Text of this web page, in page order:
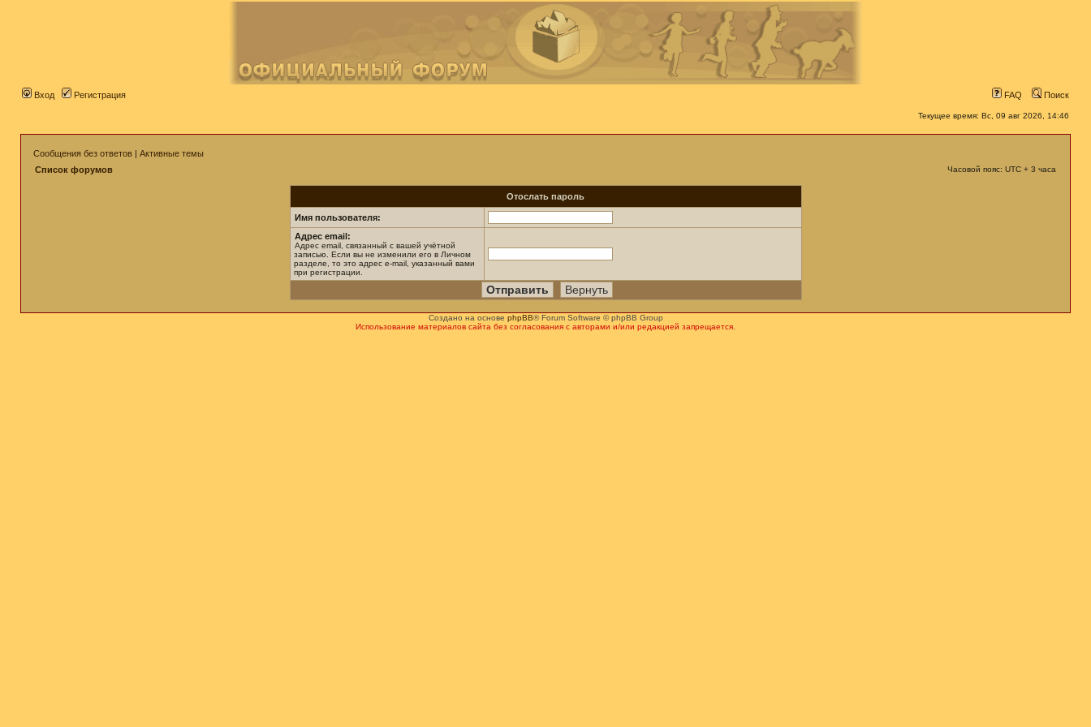
Вход Регистрация FAQ Поиск
Текущее время: Вс, 09 авг 2026, 14:46
Сообщения без ответов | Активные темы
Список форумов
Часовой пояс: UTC + 3 часа
Отослать пароль
Имя пользователя:
Адрес email:
Адрес email, связанный с вашей учётной
записью. Если вы не изменили его в Личном
разделе, то это адрес e-mail, указанный вами
при регистрации.
Создано на основе phpBB® Forum Software © phpBB Group
Использование материалов сайта без согласования с авторами и/или редакцией запрещается.